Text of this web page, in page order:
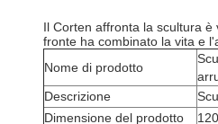
Il Corten affronta la scultura
fronte ha combinato la vita e
Nome di prodotto
Descrizione
Dimensione del prodotto